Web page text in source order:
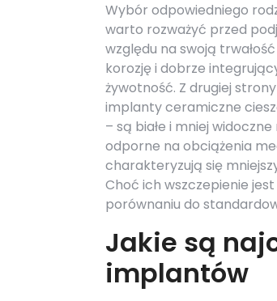
Wybór odpowiedniego
warto rozważyć przed
względu na swoją
korozję i dobrze
żywotność. Z drugiej
implanty ceramiczne
– są białe i mniej
odporne na obciążenia
charakteryzują się
Choć ich wszczepienie
porównaniu do
Jakie są
implantów